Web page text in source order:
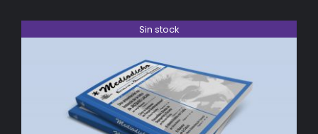
Sin stock
DETALLES